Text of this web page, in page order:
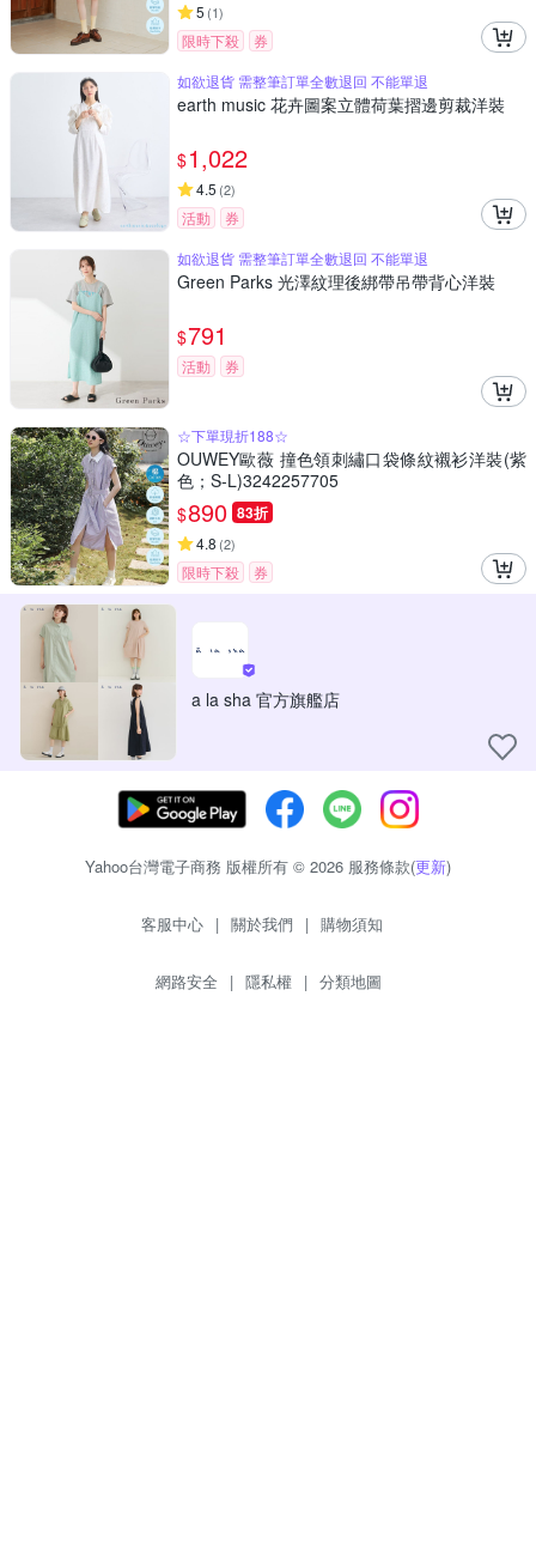
5 (1)
限時下殺
券
如欲退貨 需整筆訂單全數退回 不能單退
earth music 花卉圖案立體荷葉摺邊剪裁洋裝
$1,022
4.5 (2)
活動
券
如欲退貨 需整筆訂單全數退回 不能單退
Green Parks 光澤紋理後綁帶吊帶背心洋裝
$791
活動 券
☆下單現折188☆
OUWEY歐薇 撞色領刺繡口袋條紋襯衫洋裝(紫
色；S-L)3242257705
$890 83折
4.8 (2)
限時下殺 券
a la sha 官方旗艦店
Yahoo台灣電子商務 版權所有 © 2026 服務條款(更新)
客服中心 | 關於我們 | 購物須知
網路安全 | 隱私權 | 分類地圖